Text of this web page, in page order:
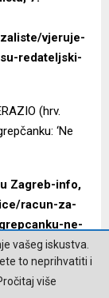
vjeruje-
redateljski-
(hrv.
‘Ne
Zagreb-info,
racun-za-
ne-
osoba s
vašeg iskustva.
to neprihvatiti i
više